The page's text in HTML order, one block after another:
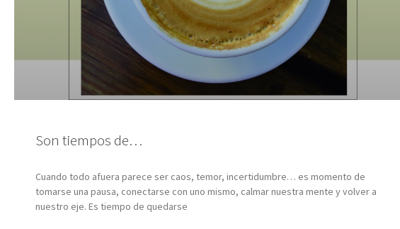
Son tiempos de…
Cuando todo afuera parece ser caos, temor, incertidumbre… es momento de
tomarse una pausa, conectarse con uno mismo, calmar nuestra mente y volver a
nuestro eje. Es tiempo de quedarse